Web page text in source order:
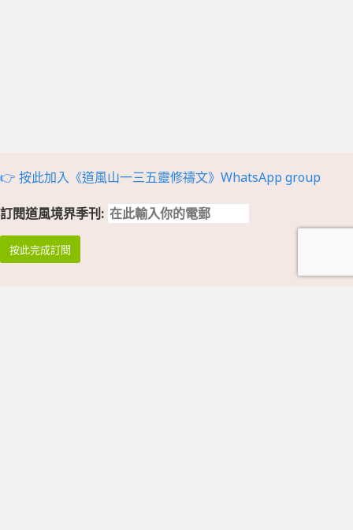
👉 按此加入《道風山一三五靈修禱文》WhatsApp group
訂閱道風境界季刊: